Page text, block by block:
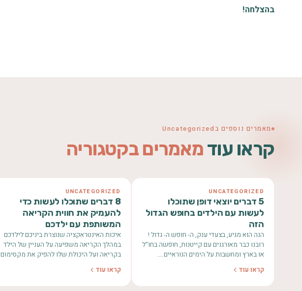
בהצלחה!
מאמרים נוספים בUncategorized
קראו עודמאמרים בקטגוריה
UNCATEGORIZED
5 דברים יוצאי דופן שתוכלו
לעשות עם הילדים בחופש הגדול
הזה
הנה הוא מגיע, בצעדי ענק, ה- חופש ה- גדול !
רובנו כבר מאורגנים עם קייטנות, חופשה בחו"ל
או בארץ ומחשבות על הימים הנוראיים.…
קראו עוד
UNCATEGORIZED
8 דברים שתוכלו לעשות כדי
להעמיק את חווית הקריאה
המשותפת עם ילדכם
איכות האינטראקציה שנוצרת ביניכם לילדכם
במהלך הקריאה משפיעה על העניין של הילד
בקריאה ועל היכולת שלו להפיק את מקסימום
קראו עוד